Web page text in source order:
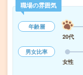
職場の雰囲気
年齢層
20代
男女比率
女性